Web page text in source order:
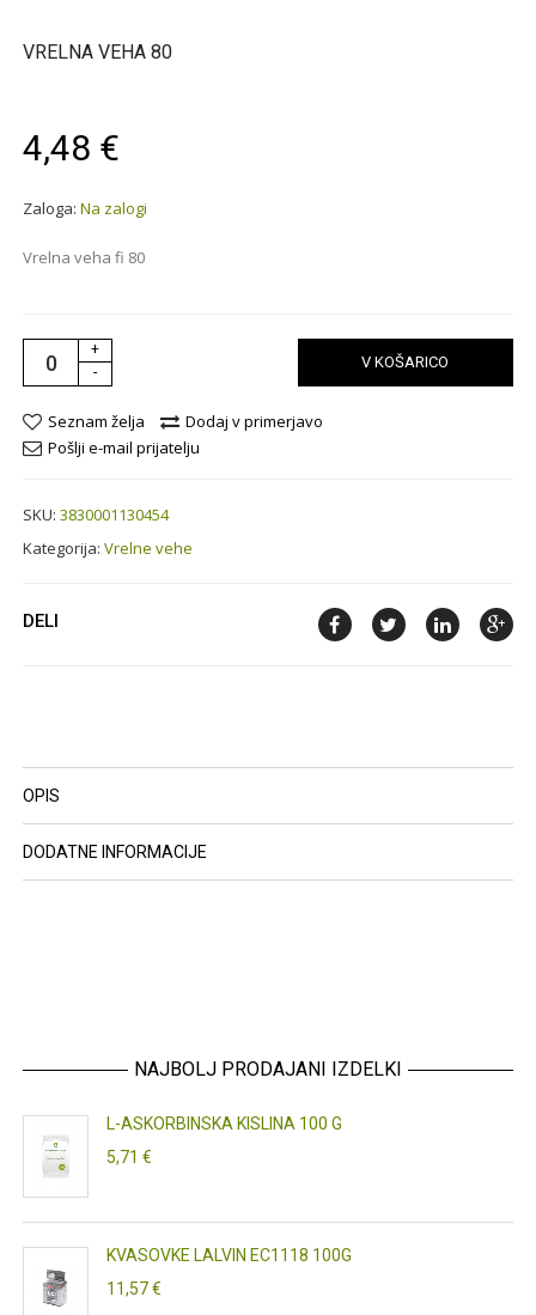
VRELNA VEHA 80
4,48 €
Zaloga:Na zalogi
Vrelna veha fi 80
+
-
V KOŠARICO
Seznam želja
Dodaj v primerjavo
Pošlji e-mail prijatelju
SKU:3830001130454
Kategorija:Vrelne vehe
DELI
OPIS
DODATNE INFORMACIJE
NAJBOLJ PRODAJANI IZDELKI
L-ASKORBINSKA KISLINA 100 G
5,71 €
KVASOVKE LALVIN EC1118 100G
11,57 €